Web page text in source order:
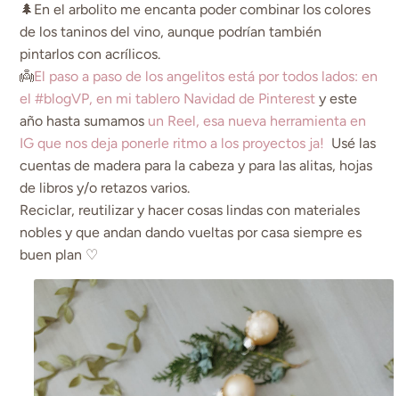
🌲En el arbolito me encanta poder combinar los colores
de los taninos del vino, aunque podrían también
pintarlos con acrílicos.
👼El paso a paso de los angelitos está por todos lados: en
el #blogVP, en mi tablero Navidad de Pinteresty este
año hasta sumamos un Reel, esa nueva herramienta en
IG que nos deja ponerle ritmo a los proyectos ja! Usé las
cuentas de madera para la cabeza y para las alitas, hojas
de libros y/o retazos varios.
Reciclar, reutilizar y hacer cosas lindas con materiales
nobles y que andan dando vueltas por casa siempre es
buen plan ♡